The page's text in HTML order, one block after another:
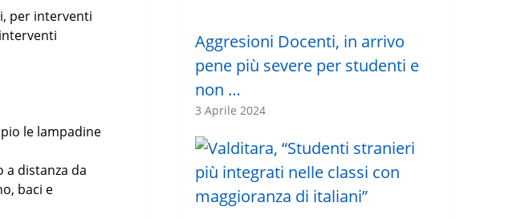
per interventi
le lampadine
a distanza da
baci e
Aggresioni Docenti, in arrivo
pene più severe per studenti e
non …
3 Aprile 2024